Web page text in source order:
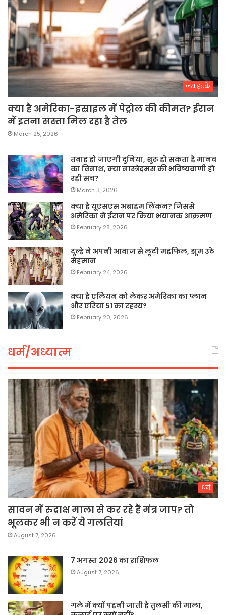
जरा हटके
क्या है अमेरिका-इस्राइल में पेट्रोल की कीमत? ईरान
में इतना सस्ता मिल रहा है तेल
March 25, 2026
तबाह हो जाएगी दुनिया, शुरू हो सकता है मानव
का विनाश, क्या नास्त्रेदमस की भविष्यवाणी हो
रही सच?
March 3, 2026
क्या है यूएसएस अब्राहम लिंकन? जिससे
अमेरिका ने ईरान पर किया भयानक आक्रमण
February 28, 2026
दूल्हे ने अपनी आवाज से लूटी महफिल, झूम उठे
मेहमान
February 24, 2026
क्या है एलियन को लेकर अमेरिका का प्लान
और एरिया 51 का रहस्य?
February 20, 2026
धर्म/अध्यात्म
धर्म
सावन में रुद्राक्ष माला से कर रहे हैं मंत्र जाप? तो
भूलकर भी न करें ये गलतियां
August 7, 2026
7 अगस्त 2026 का राशिफल
August 7, 2026
गले में क्यों पहनी जाती है तुलसी की माला,